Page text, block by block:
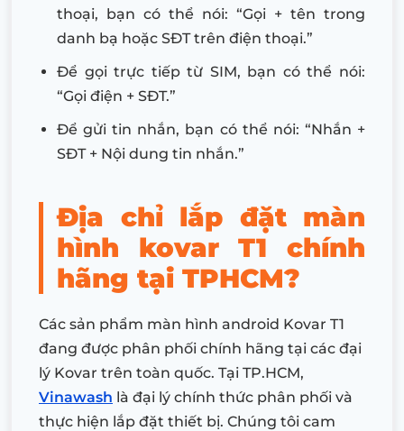
thoại, bạn có thể nói: “Gọi + tên trong
danh bạ hoặc SĐT trên điện thoại.”
Để gọi trực tiếp từ SIM, bạn có thể nói:
“Gọi điện + SĐT.”
Để gửi tin nhắn, bạn có thể nói: “Nhắn +
SĐT + Nội dung tin nhắn.”
Địa chỉ lắp đặt màn
hình kovar T1 chính
hãng tại TPHCM?
Các sản phẩm màn hình android Kovar T1
đang được phân phối chính hãng tại các đại
lý Kovar trên toàn quốc. Tại TP.HCM,
Vinawash là đại lý chính thức phân phối và
thực hiện lắp đặt thiết bị. Chúng tôi cam